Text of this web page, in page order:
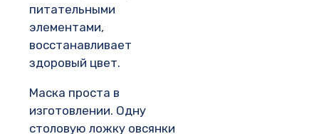
питательными
элементами,
восстанавливает
здоровый цвет.
Маска проста в
изготовлении. Одну
столовую ложку овсянки